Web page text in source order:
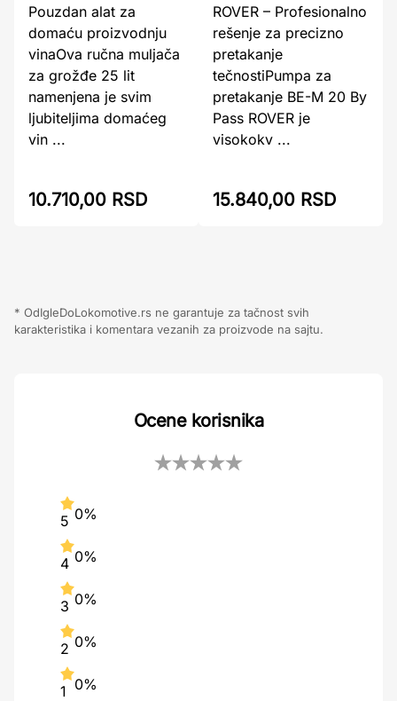
Pouzdan alat za
domaću proizvodnju
vinaOva ručna muljača
za grožđe 25 lit
namenjena je svim
ljubiteljima domaćeg
vin ...
10.710,00 RSD
ROVER – Profesionalno
rešenje za precizno
pretakanje
tečnostiPumpa za
pretakanje BE-M 20 By
Pass ROVER je
visokokv ...
15.840,00 RSD
* OdIgleDoLokomotive.rs ne garantuje za tačnost svih
karakteristika i komentara vezanih za proizvode na sajtu.
Ocene korisnika
5 0%
4 0%
3 0%
2 0%
1 0%